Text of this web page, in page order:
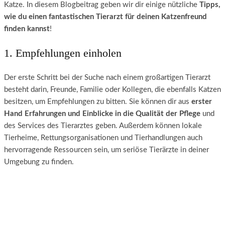
Katze. In diesem Blogbeitrag geben wir dir einige nützliche Tipps,
wie du einen fantastischen Tierarzt für deinen Katzenfreund
finden kannst!
1. Empfehlungen einholen
Der erste Schritt bei der Suche nach einem großartigen Tierarzt
besteht darin, Freunde, Familie oder Kollegen, die ebenfalls Katzen
besitzen, um Empfehlungen zu bitten. Sie können dir aus erster
Hand Erfahrungen und Einblicke in die Qualität der Pflege und
des Services des Tierarztes geben. Außerdem können lokale
Tierheime, Rettungsorganisationen und Tierhandlungen auch
hervorragende Ressourcen sein, um seriöse Tierärzte in deiner
Umgebung zu finden.